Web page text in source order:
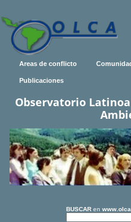
Areas de conflicto
Publicaciones
Observatorio
BUSCAR en